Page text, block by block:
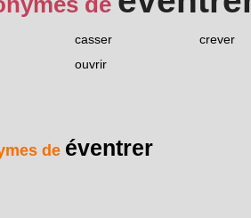
casser crever
ouvrir
de éventrer